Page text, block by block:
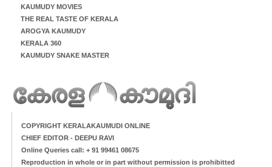
KAUMUDY MOVIES
THE REAL TASTE OF KERALA
AROGYA KAUMUDY
KERALA 360
KAUMUDY SNAKE MASTER
COPYRIGHT KERALAKAUMUDI ONLINE
CHIEF EDITOR - DEEPU RAVI
Online Queries call: + 91 99461 08675
Reproduction in whole or in part without permission is prohibitted